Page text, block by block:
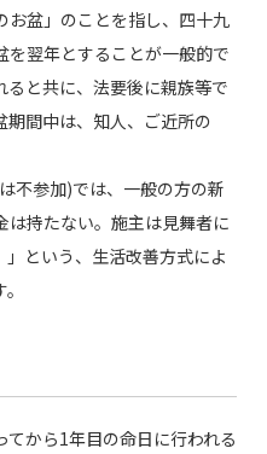
お盆」のことを指し、四十九
を翌年とすることが一般的で
と共に、法要後に親族等で
期間中は、知人、ご近所の
不参加)では、一般の方の新
持たない。施主は見舞者に
という、生活改善方式によ
から1年目の命日に行われる